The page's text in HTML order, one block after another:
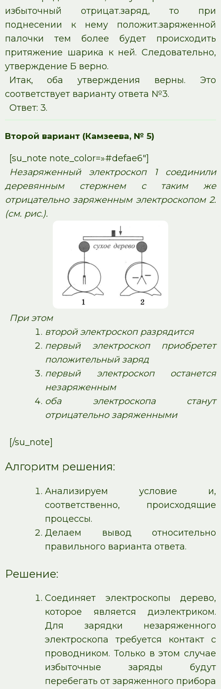
избыточный отрицат.заряд, то при
поднесении к нему положит.заряженной
палочки тем более будет происходить
притяжение шарика к ней. Следовательно,
утверждение Б верно.
Итак, оба утверждения верны. Это
соответствует варианту ответа №3.
Ответ: 3.
Второй вариант (Камзеева, № 5)
[su_note note_color=»#defae6″]
Незаряженный электроскоп 1 соединили
деревянным стержнем с таким же
отрицательно заряженным электроскопом 2.
(см. рис.).
При этом
второй электроскоп разрядится
первый электроскоп приобретет
положительный заряд
первый электроскоп останется
незаряженным
оба электроскопа станут
отрицательно заряженными
[/su_note]
Алгоритм решения:
Анализируем условие и,
соответственно, происходящие
процессы.
Делаем вывод относительно
правильного варианта ответа.
Решение:
Соединяет электроскопы дерево,
которое является диэлектриком.
Для зарядки незаряженного
электроскопа требуется контакт с
проводником. Только в этом случае
избыточные заряды будут
перебегать от заряженного прибора